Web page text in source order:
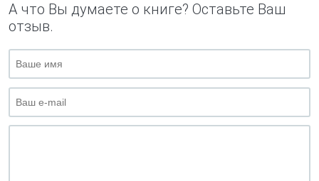
А что Вы думаете о книге? Оставьте Ваш
отзыв.